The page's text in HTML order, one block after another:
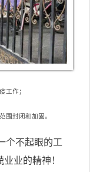
工作；
围封闭和加固。
个不起眼的工
业的精神！